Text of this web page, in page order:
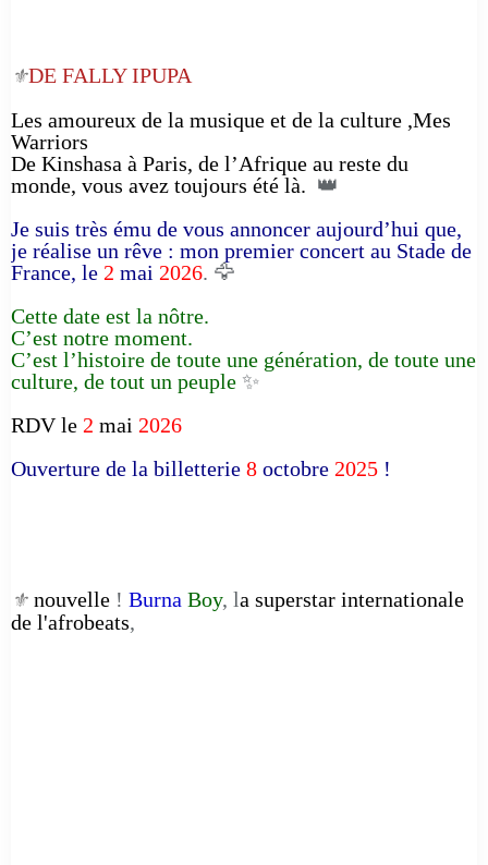
⚜️DE FALLY IPUPA
Les amoureux de la musique et de la culture ,Mes
Warriors
De Kinshasa à Paris, de l’Afrique au reste du
monde, vous avez toujours été là. 👑
Je suis très ému de vous annoncer aujourd’hui que,
je réalise un rêve : mon premier concert au Stade de
France, le 2 mai 2026. 🦅
Cette date est la nôtre.
C’est notre moment.
C’est l’histoire de toute une génération, de toute une
culture, de tout un peuple ✨
RDV le 2 mai 2026
Ouverture de la billetterie 8 octobre 2025 !
⚜️ nouvelle ! Burna Boy, la superstar internationale
de l'afrobeats,